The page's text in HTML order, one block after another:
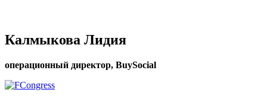
Калмыкова Лидия
операционный директор, BuySocial